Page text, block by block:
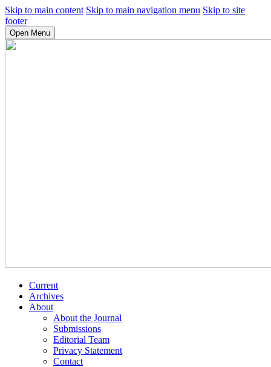
Skip to main content Skip to main navigation menu Skip to site
footer
Open Menu
Current
Archives
About
About the Journal
Submissions
Editorial Team
Privacy Statement
Contact